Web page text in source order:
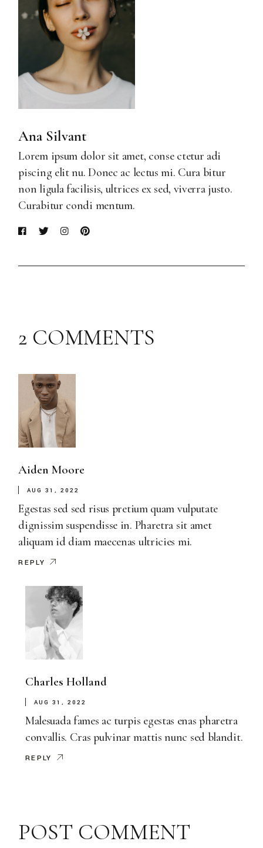
Ana Silvant
Lorem ipsum dolor sit amet, conse ctetur adi
piscing elit nu. Donec ac lectus mi. Cura bitur
non ligula facilisis, ultrices ex sed, viverra justo.
Curabitur condi mentum.
2 COMMENTS
Aiden Moore
AUG 31, 2022
Egestas sed sed risus pretium quam vulputate
dignissim suspendisse in. Pharetra sit amet
aliquam id diam maecenas ultricies mi.
REPLY
Charles Holland
AUG 31, 2022
Malesuada fames ac turpis egestas enas pharetra
convallis. Cras pulvinar mattis nunc sed blandit.
REPLY
POST COMMENT